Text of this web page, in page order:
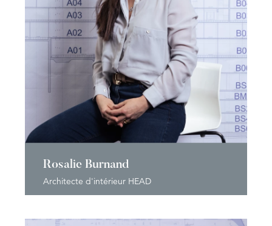
Rosalie Burnand
Architecte d'intérieur HEAD